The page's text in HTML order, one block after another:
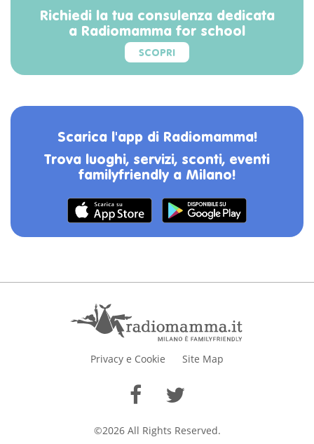
Richiedi la tua consulenza dedicata
a Radiomamma for school
SCOPRI
Scarica l'app di Radiomamma!
Trova luoghi, servizi, sconti, eventi
familyfriendly a Milano!
Privacy e Cookie Site Map
©2026 All Rights Reserved.